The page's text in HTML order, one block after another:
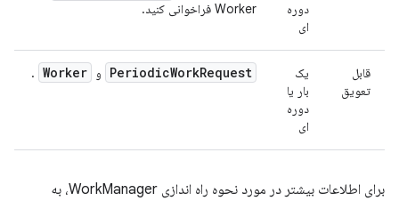
دوره
ای
Worker فراخوانی کنید.
قابل
تعویق
یک
بار یا
دوره
ای
PeriodicWorkRequest و Worker
.
برای اطلاعات بیشتر در مورد نحوه راه اندازی WorkManager، به